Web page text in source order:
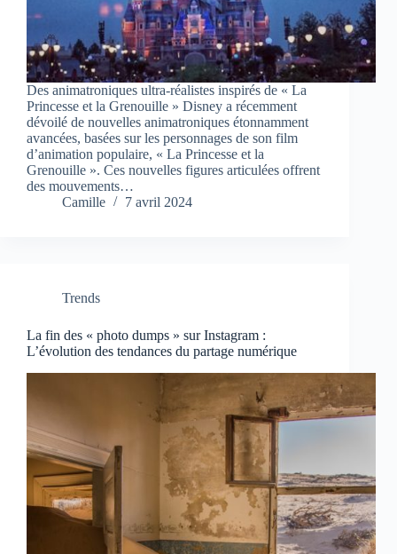
Des animatroniques ultra-réalistes inspirés de « La
Princesse et la Grenouille » Disney a récemment
dévoilé de nouvelles animatroniques étonnamment
avancées, basées sur les personnages de son film
d’animation populaire, « La Princesse et la
Grenouille ». Ces nouvelles figures articulées offrent
des mouvements…
Camille
7 avril 2024
Trends
La fin des « photo dumps » sur Instagram :
L’évolution des tendances du partage numérique